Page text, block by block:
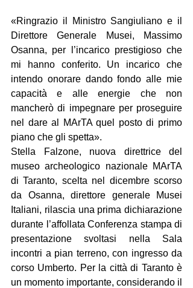
«Ringrazio il Ministro Sangiuliano e il
Direttore Generale Musei, Massimo
Osanna, per l’incarico prestigioso che
mi hanno conferito. Un incarico che
intendo onorare dando fondo alle mie
capacità e alle energie che non
mancherò di impegnare per proseguire
nel dare al MArTA quel posto di primo
piano che gli spetta».
Stella Falzone, nuova direttrice del
museo archeologico nazionale MArTA
di Taranto, scelta nel dicembre scorso
da Osanna, direttore generale Musei
Italiani, rilascia una prima dichiarazione
durante l’affollata Conferenza stampa di
presentazione svoltasi nella Sala
incontri a pian terreno, con ingresso da
corso Umberto. Per la città di Taranto è
un momento importante, considerando il